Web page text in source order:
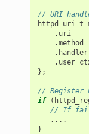
// URI
httpd_uri_t
. uri
.method
. handler
.
};
// Register
if
(
// If
....
}